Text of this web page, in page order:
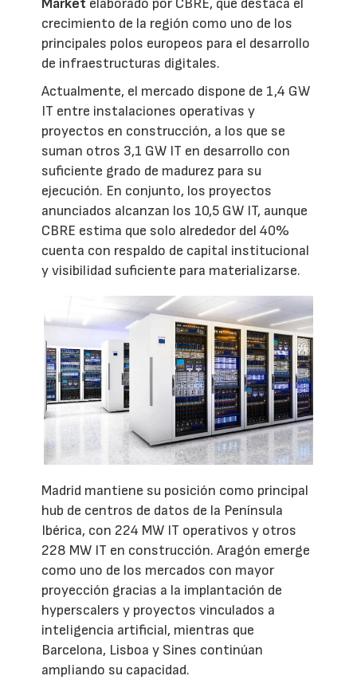
crecimiento de la región como uno de los
principales polos europeos para el desarrollo
de infraestructuras digitales.
Actualmente, el mercado dispone de 1,4 GW
IT entre instalaciones operativas y
proyectos en construcción, a los que se
suman otros 3,1 GW IT en desarrollo con
suficiente grado de madurez para su
ejecución. En conjunto, los proyectos
anunciados alcanzan los 10,5 GW IT, aunque
CBRE estima que solo alrededor del 40%
cuenta con respaldo de capital institucional
y visibilidad suficiente para materializarse.
Madrid mantiene su posición como principal
hub de centros de datos de la Península
Ibérica, con 224 MW IT operativos y otros
228 MW IT en construcción. Aragón emerge
como uno de los mercados con mayor
proyección gracias a la implantación de
hyperscalers y proyectos vinculados a
inteligencia artificial, mientras que
Barcelona, Lisboa y Sines continúan
ampliando su capacidad.